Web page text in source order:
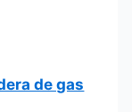
de gas